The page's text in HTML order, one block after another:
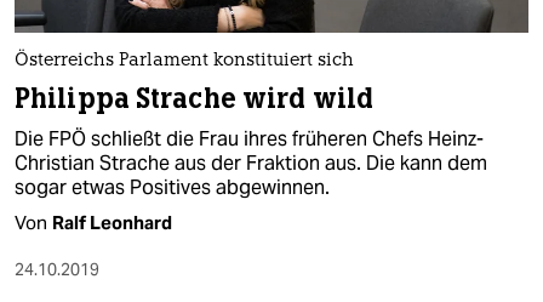
nord
wahrheit
verlag
verlag
veranstaltungen
Österreichs Parlament konstituiert sich
Philippa Strache wird wild
Die FPÖ schließt die Frau ihres früheren Chefs Heinz-
Christian Strache aus der Fraktion aus. Die kann dem
sogar etwas Positives abgewinnen.
Von Ralf Leonhard
24.10.2019